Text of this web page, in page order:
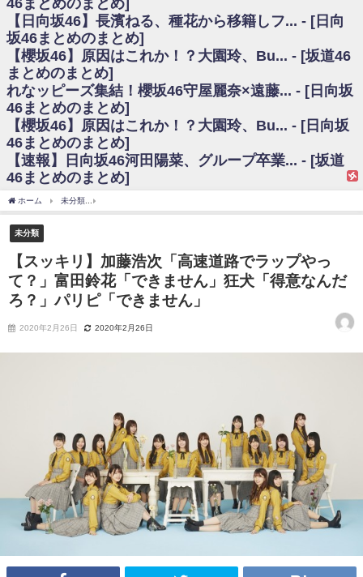
いバッハ！』ミーグリ日程がこちら
日向坂46まとめのまとめ / 【元日向坂46】この卒業生、めちゃくちゃテレ
ビで見かけるな
欅坂/日向坂46まとめのまとめ / 【櫻坂46】リアルミーグリであの販売も！
『Make or Break』オフィシャルグッズ解禁
乃木坂46アンテナ / 【櫻坂46】ミーグリで喧嘩！？山下瞳月、これはマジ
ギレしてる
乃木坂あんてな ～乃木坂46・欅坂46・日向坂46のニュース・情報・話題
をピックアップ / れなッピーズ集結！櫻坂46守屋麗奈×遠藤理子、8/6「ラヴィ
ット！」水曜スタジオ出演決定
日向坂46まとめのまとめ / 【日向坂46】富田鈴花、次の事務所が決まって
そう！？
日向坂46まとめのまとめ / 【日向坂46】富田鈴花、次の事務所が決まって
そう！？
ハ！』ミーグリ日程がこちら
乃木坂あんてな ～乃木坂46・欅坂46・日向坂46のニュース・情報・話題
をピックアップ / 日向坂46卒業後初共演！佐々木久美さん、師匠オードリー若
林さんと再会した結果･･･【激レアさんを連れてきた。】
欅坂46/日向坂46まとめのまとめ / 『anan』の表紙の櫻坂46さん、多様性
の時代だと話題に
欅坂46/日向坂46まとめのまとめ / 日向坂46より重大発表！！！！
wwwwwwwwwwww
日向坂46まとめのまとめ / 【日向坂46】五期生着ぐるみ生写真も！ 富田鈴
花考案グッズ＆生写真5種が公開される
日向坂46まとめのまとめ / これから彼氏と行為する直前の賀喜遥香、やば
アイドル – ぷぅアンテナ / 「乃木坂46ののぎおび⊿」北野日奈子が生配
信！【2022.3.22 17:15〜 SHOWROOM】
アイドル – ぷぅアンテナ / 2022年3月22日（火）のメディア情報
アイドル – ぷぅアンテナ / 【乃木坂46】井上和の『なぎおはぎ』って こん
アイドル – ぷぅアンテナ / 【乃木坂46】日村勇紀 gif職人が切り抜いた名シ
【日向坂46】長濱ねる、種花から移籍しフ... - [日向
坂46まとめのまとめ]
【櫻坂46】原因はこれか！？大園玲、Bu... - [坂道46
まとめのまとめ]
れなッピーズ集結！櫻坂46守屋麗奈×遠藤... - [日向坂
46まとめのまとめ]
【櫻坂46】原因はこれか！？大園玲、Bu... - [日向坂
46まとめのまとめ]
【速報】日向坂46河田陽菜、グループ卒業... - [坂道
46まとめのまとめ]
ホーム 未分類
未分類
【スッキリ】加藤浩次「高速道路でラップやっ
て？」富田鈴花「できません」狂犬「得意なんだ
ろ？」パリピ「できません」
2020年2月26日 2020年2月26日